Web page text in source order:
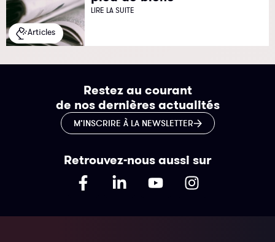
Articles
LIRE LA SUITE
Restez au courant
de nos dernières actualités
M’INSCRIRE À LA NEWSLETTER
Retrouvez-nous aussi sur